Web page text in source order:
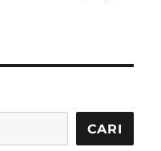
CARI